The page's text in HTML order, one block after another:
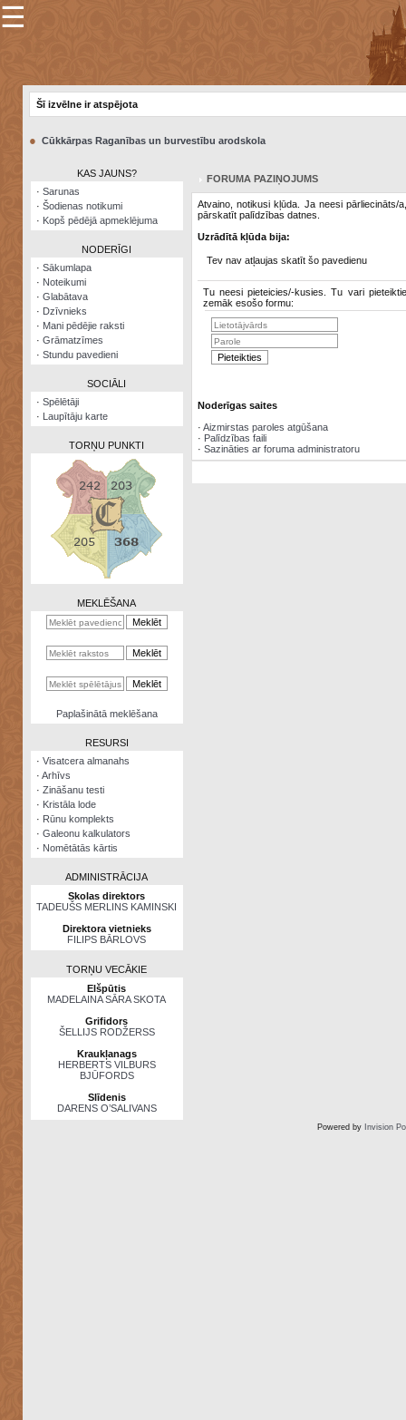
×
Šodienas
notikumi
Visatcera
almanahs
Arhīvs
Zināšanu
kalkulators
Nomētātās
☰
Šī izvēlne ir atspējota
● Cūkkārpas Raganības un burvestību arodskola
KAS JAUNS?
· Sarunas
· Šodienas notikumi
· Kopš pēdējā apmeklējuma
NODERĪGI
· Sākumlapa
· Noteikumi
· Glabātava
· Dzīvnieks
· Mani pēdējie raksti
· Grāmatzīmes
· Stundu pavedieni
SOCIĀLI
· Spēlētāji
· Laupītāju karte
TORŅU PUNKTI
MEKLĒŠANA
Paplašinātā meklēšana
RESURSI
· Visatcera almanahs
· Arhīvs
· Zināšanu testi
· Kristāla lode
· Rūnu komplekts
· Galeonu kalkulators
· Nomētātās kārtis
ADMINISTRĀCIJA
Skolas direktors
TADEUŠS MERLINS KAMINSKI
Direktora vietnieks
FILIPS BĀRLOVS
TORŅU VECĀKIE
Elšpūtis
MADELAINA SĀRA SKOTA
Grifidors
ŠELLIJS RODŽERSS
Kraukļanags
HERBERTS VILBURS
BJŪFORDS
Slīdenis
DARENS O’SALIVANS
FORUMA PAZIŅOJUMS
Atvaino, notikusi kļūda. Ja neesi pārliecināts/
pārskatīt palīdzības datnes.
Uzrādītā kļūda bija:
Tev nav atļaujas skatīt šo pavedienu
Tu neesi pieteicies/-kusies. Tu vari
zemāk esošo formu:
Noderīgas saites
· Aizmirstas paroles atgūšana
· Palīdzības faili
· Sazināties ar foruma administratoru
Powered by Invision